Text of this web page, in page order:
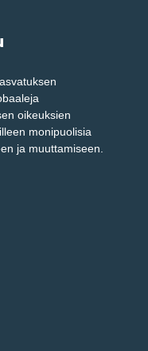
oikeuksien
monipuolisia
ja muuttamiseen.